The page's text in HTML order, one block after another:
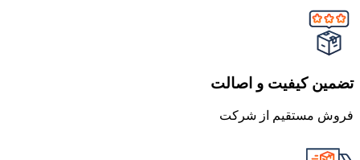
تضمین کیفیت و اصالت
فروش مستقیم از شرکت